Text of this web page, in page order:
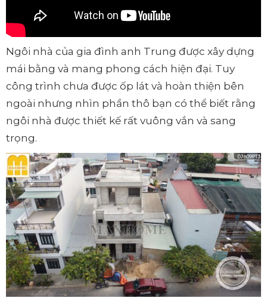
Ngôi nhà của gia đình anh Trung được xây dựng
mái bằng và mang phong cách hiện đại. Tuy
công trình chưa được ốp lát và hoàn thiện bên
ngoài nhưng nhìn phần thô bạn có thể biết rằng
ngôi nhà được thiết kế rất vuông vắn và sang
trọng.